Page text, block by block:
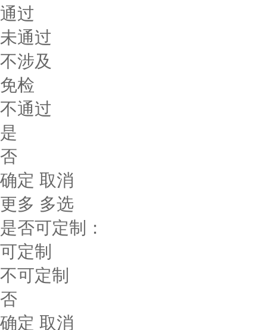
通过
未通过
不涉及
免检
不通过
是
否
确定 取消
更多 多选
是否可定制：
可定制
不可定制
否
确定 取消